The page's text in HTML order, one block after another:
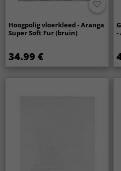
Hoogpolig vloerkleed - Aranga
Super Soft Fur (bruin)
34.99 €
-